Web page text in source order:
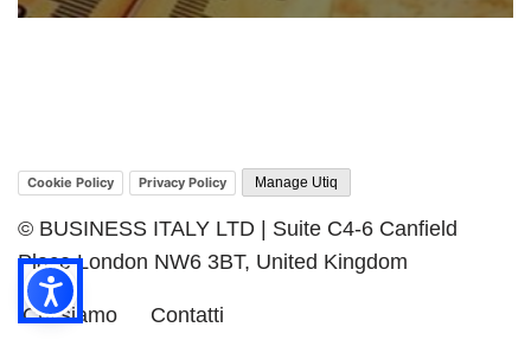
Cookie Policy Privacy Policy Manage Utiq
© BUSINESS ITALY LTD | Suite C4-6 Canfield
Place London NW6 3BT, United Kingdom
Chi siamo Contatti